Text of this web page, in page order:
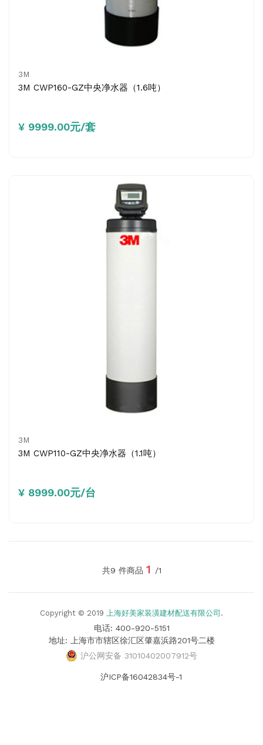
3M
3M CWP160-GZ中央净水器（1.6吨）
¥ 9999.00元/套
3M
3M CWP110-GZ中央净水器（1.1吨）
¥ 8999.00元/台
共9 件商品 1 /1
Copyright © 2019 上海好美家装潢建材配送有限公司 .
电话: 400-920-5151
地址: 上海市市辖区徐汇区肇嘉浜路201号二楼
沪公网安备 31010402007912号
沪ICP备16042834号-1